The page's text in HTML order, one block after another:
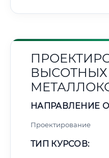
ВЫСОТНЫХ
НАПРАВЛЕНИЕ
Проектирование
ТИП КУРСОВ: